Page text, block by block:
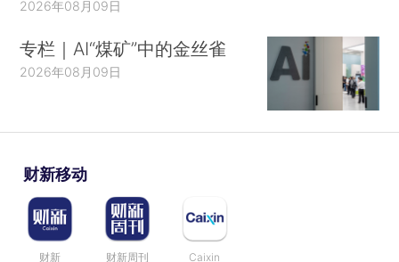
2026年08月09日
专栏｜AI“煤矿”中的金丝雀
2026年08月09日
财新移动
财新 财新周刊 Caixin